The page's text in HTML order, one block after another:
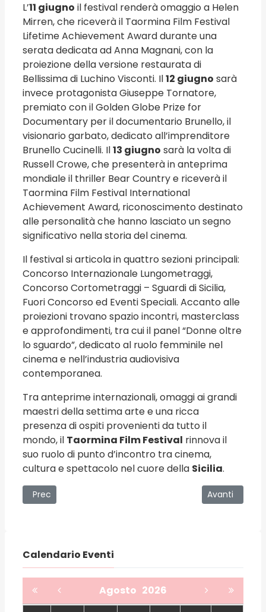
L’11 giugno il festival renderà omaggio a Helen
Mirren, che riceverà il Taormina Film Festival
Lifetime Achievement Award durante una
serata dedicata ad Anna Magnani, con la
proiezione della versione restaurata di
Bellissima di Luchino Visconti. Il12 giugno sarà
invece protagonista Giuseppe Tornatore,
premiato con il Golden Globe Prize for
Documentary per il documentario Brunello, il
visionario garbato, dedicato all’imprenditore
Brunello Cucinelli. Il13 giugno sarà la volta di
Russell Crowe, che presenterà in anteprima
mondiale il thriller Bear Country e riceverà il
Taormina Film Festival International
Achievement Award, riconoscimento destinato
alle personalità che hanno lasciato un segno
significativo nella storia del cinema.
Il festival si articola in quattro sezioni principali:
Concorso Internazionale Lungometraggi,
Concorso Cortometraggi – Sguardi di Sicilia,
Fuori Concorso ed Eventi Speciali. Accanto alle
proiezioni trovano spazio incontri, masterclass
e approfondimenti, tra cui il panel “Donne oltre
lo sguardo”, dedicato al ruolo femminile nel
cinema e nell’industria audiovisiva
contemporanea.
Tra anteprime internazionali, omaggi ai grandi
maestri della settima arte e una ricca
presenza di ospiti provenienti da tutto il
mondo, il Taormina Film Festival rinnova il
suo ruolo di punto d’incontro tra cinema,
cultura e spettacolo nel cuore della Sicilia.
Articolo precedente: Patti Comics 2026
Prec Articolo
Avanti
Calendario Eventi
Agosto 2026